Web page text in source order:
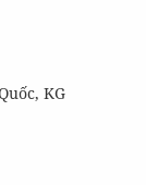
KG